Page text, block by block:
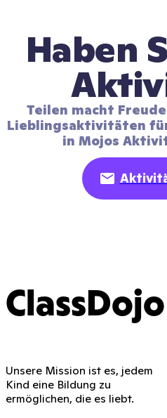
Haben
Teilen macht
Lieblingsaktivitäten
in Mojos
ClassDojo
Unsere Mission ist es, jedem
Kind eine Bildung zu
ermöglichen, die es liebt.